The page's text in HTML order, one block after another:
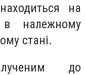
на
в належному
стані.
до